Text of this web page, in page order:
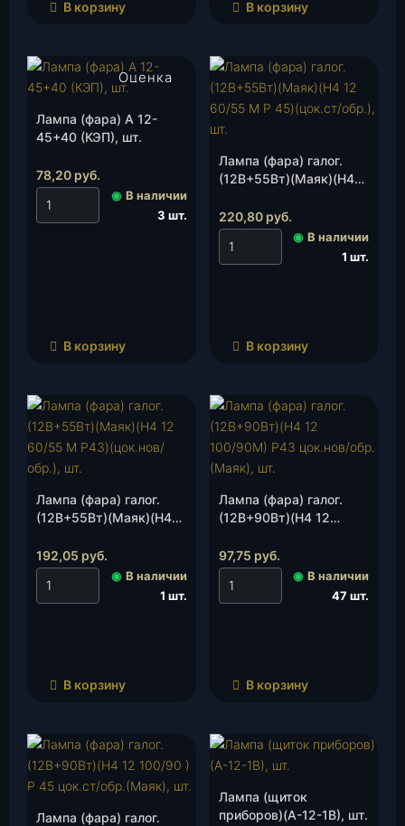
В корзину В корзину
Лампа (фара) А 12-
45+40 (КЭП), шт.
Оценка
4.00
78,20 руб.
◉ В наличии
3 шт.
В корзину
Лампа (фара) галог.
(12В+55Вт)(Маяк)(Н4
(цок.ст/обр.), шт.
220,80 руб.
◉ В наличии
1 шт.
В корзину
Лампа (фара) галог.
(12В+55Вт)(Маяк)(Н4
(цок.нов/обр.), шт.
192,05 руб.
◉ В наличии
1 шт.
В корзину
Лампа (фара) галог.
(12В+90Вт)(Н4 12
обр.(Маяк), шт.
97,75 руб.
◉ В наличии
47 шт.
В корзину
Лампа (фара) галог.
Лампа (щиток
приборов)(А-12-1В), шт.